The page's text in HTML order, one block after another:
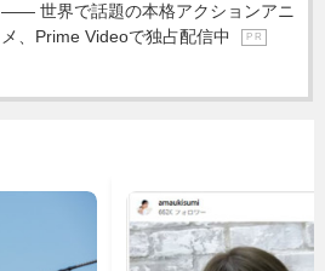
―― 世界で話題の本格アクションアニ
メ、Prime Videoで独占配信中
P R